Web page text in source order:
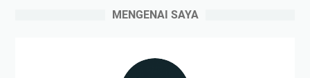
MENGENAI SAYA